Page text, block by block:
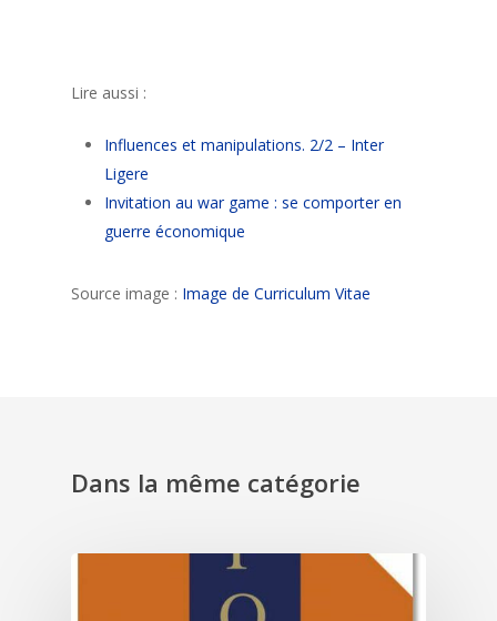
Lire aussi :
Influences et manipulations. 2/2 – Inter
Ligere
Invitation au war game : se comporter en
guerre économique
Source image : Image de Curriculum Vitae
Dans la même catégorie